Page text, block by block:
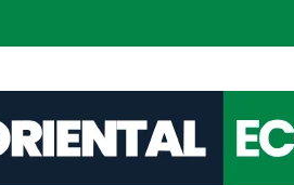
باخرة الرابط بين برشلونة والناظور